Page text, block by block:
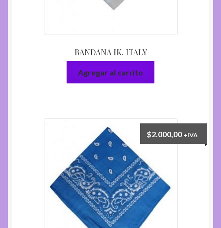
BANDANA IK. ITALY
Agregar al carrito
$2.000,00 +IVA